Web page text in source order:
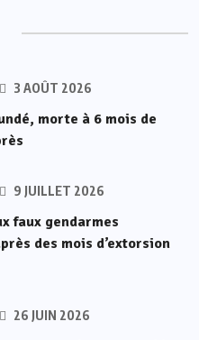
3 AOÛT 2026
morte à 6 mois de
9 JUILLET 2026
faux gendarmes
des mois d’extorsion
26 JUIN 2026